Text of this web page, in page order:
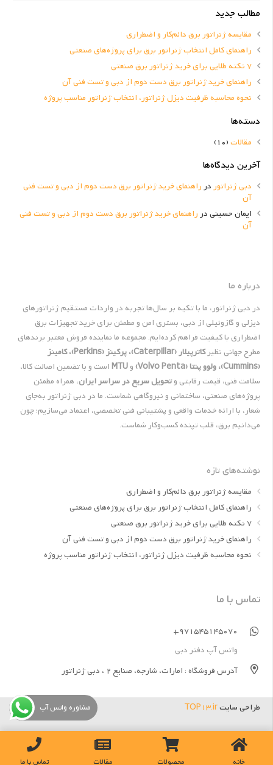
مطالب جدید
مقایسه ژنراتور برق دائم‌کار و اضطراری
راهنمای کامل انتخاب ژنراتور برق برای پروژه‌های صنعتی
7 نکته طلایی برای خرید ژنراتور برق صنعتی
راهنمای خرید ژنراتور برق دست دوم از دبی و تست فنی آن
نحوه محاسبه ظرفیت دیزل ژنراتور، انتخاب ژنراتور مناسب پروژه
دسته‌ها
مقالات(10)
آخرین دیدگاه‌ها
دبی ژنراتور در راهنمای خرید ژنراتور برق دست دوم از دبی و تست فنی
آن
ایمان حسینیدر راهنمای خرید ژنراتور برق دست دوم از دبی و تست فنی
آن
درباره ما
در دبی ژنراتور، ما با تکیه بر سال‌ها تجربه در واردات مستقیم ژنراتورهای
دیزلی و گازوئیلی از دبی، بستری امن و مطمئن برای خرید تجهیزات برق
اضطراری با کیفیت فراهم کرده‌ایم. مجموعه ما نماینده فروش معتبر برندهای
مطرح جهانی نظیر
کاترپیلار (Caterpillar)، پرکینز (Perkins)، کامینز
(Cummins)، ولوو پنتا (Volvo Penta)
وMTUاست و با تضمین اصالت کالا،
سلامت فنی، قیمت رقابتی وتحویل سریع در سراسر ایران، همراه مطمئن
پروژه‌های صنعتی، ساختمانی و نیروگاهی شماست. ما در دبی ژنراتور به‌جای
شعار، با ارائه خدمات واقعی و پشتیبانی فنی تخصصی، اعتماد می‌سازیم؛ چون
می‌دانیم برق، قلب تپنده کسب‌وکار شماست.
نوشته‌های تازه
مقایسه ژنراتور برق دائم‌کار و اضطراری
راهنمای کامل انتخاب ژنراتور برق برای پروژه‌های صنعتی
7 نکته طلایی برای خرید ژنراتور برق صنعتی
راهنمای خرید ژنراتور برق دست دوم از دبی و تست فنی آن
نحوه محاسبه ظرفیت دیزل ژنراتور، انتخاب ژنراتور مناسب پروژه
تماس با ما
971545145070+
واتس آپ دفتر دبی
آدرس فروشگاه : امارات، شارجه، صنایع 2 ، دبی ژنراتور
طراحی سایتTOP13.ir
خانه محصولات مقالات تماس با ما
مشاوره واتس آپ